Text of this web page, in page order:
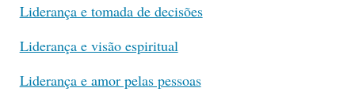
Liderança e tomada de decisões
Liderança e visão espiritual
Liderança e amor pelas pessoas